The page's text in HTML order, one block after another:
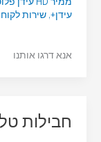
עידן+, שירות
אנא דרגו אותנו
חבילות